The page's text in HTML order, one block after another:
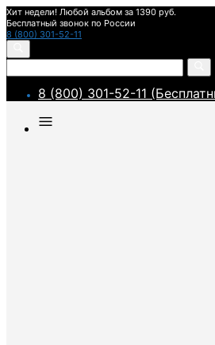
Хит недели! Любой альбом за 1390 руб.
Бесплатный звонок по России
8 (800) 301-52-11
8 (800) 301-52-11